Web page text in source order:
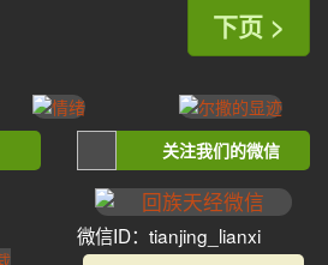
下页 >
关注我们的微信
微信ID：tianjing_lianxi